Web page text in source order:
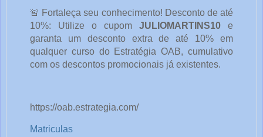
🚨 Fortaleça seu conhecimento! Desconto de até
10%: Utilize o cupom JULIOMARTINS10 e
garanta um desconto extra de até 10% em
qualquer curso do Estratégia OAB, cumulativo
com os descontos promocionais já existentes.
https://oab.estrategia.com/
Matriculas